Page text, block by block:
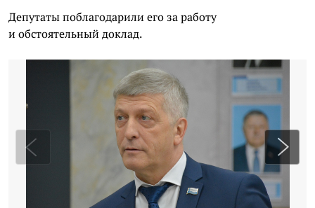
Депутаты поблагодарили его за работу
и обстоятельный доклад.